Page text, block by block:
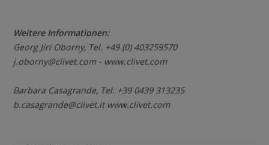
Weitere Informationen:
Georg Jiri Oborny, Tel. +49 (0) 403259570
j.oborny@clivet.com - www.clivet.com
Barbara Casagrande, Tel. +39 0439 313235
b.casagrande@clivet.it www.clivet.com